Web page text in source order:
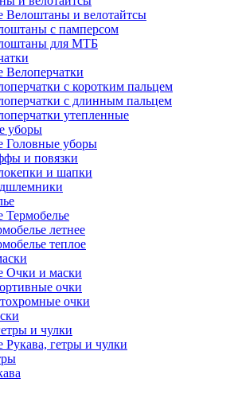
Велоштаны и велотайтсы
с памперсом
для МТБ
Велоперчатки
с коротким пальцем
с длинным пальцем
утепленные
уборы
Головные уборы
и повязки
и шапки
Термобелье
летнее
теплое
Очки и маски
очки
очки
и чулки
Рукава, гетры и чулки